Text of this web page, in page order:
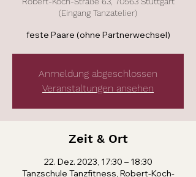
(Eingang Tanzatelier)
feste Paare (ohne Partnerwechsel)
Anmeldung abgeschlossen
Veranstaltungen ansehen
Zeit & Ort
22. Dez. 2023, 17:30 – 18:30
Tanzschule Tanzfitness, Robert-Koch-